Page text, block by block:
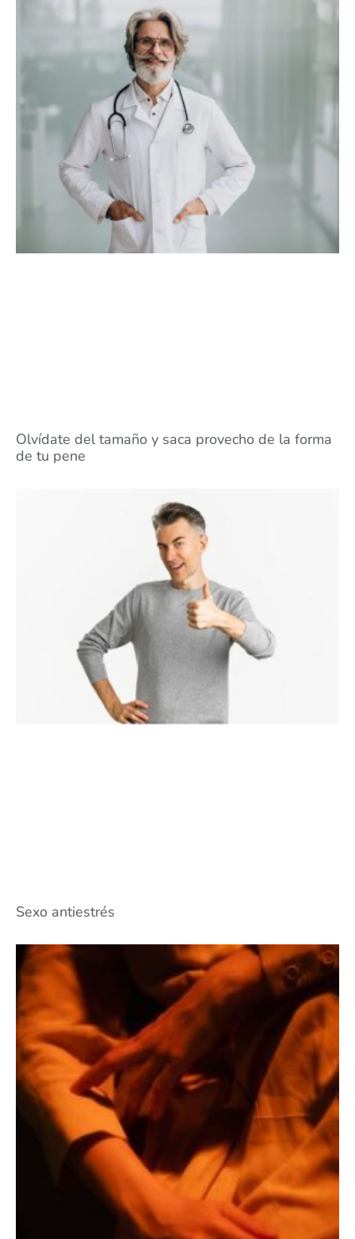
Olvídate del tamaño y saca provecho de la forma
de tu pene
Sexo antiestrés